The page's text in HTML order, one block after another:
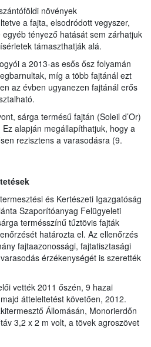
növények
a fajta, elsodródott vegyszer,
tényező hatását sem zárhatjuk
támaszthatják alá.
a 2013-as esős ősz folyamán
míg a több fajtánál ezt
az évben ugyanezen fajtánál erős
sárga termésű fajtán (Soleil d’Or)
alapján megállapíthatjuk, hogy a
rezisztens a varasodásra (9.
és Kertészeti Igazgatóság
Szaporítóanyag Felügyeleti
termésszínű tűztövis fajták
határozta el. Az ellenőrzés
fajtaazonossági, fajtatisztasági
érzékenységét is szerették
vették 2011 őszén, 9 hazai
átteleltetést követően, 2012.
Állomásán, Monorierdőn
3,2 x 2 m volt, a tövek agroszövet